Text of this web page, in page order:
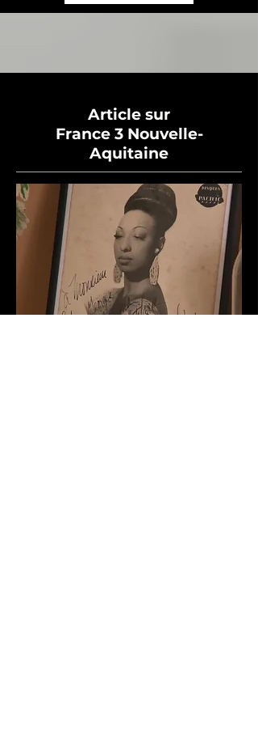
Article sur
France 3 Nouvelle-
Aquitaine